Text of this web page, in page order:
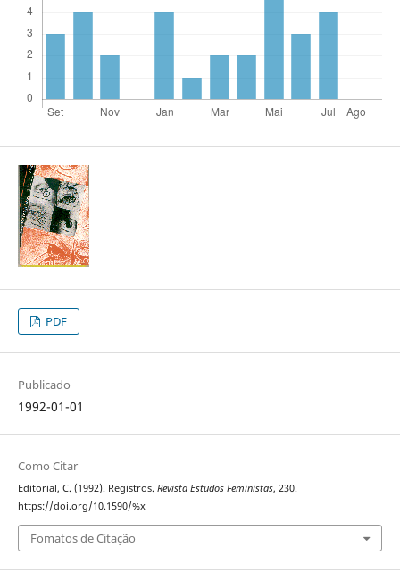
PDF
Publicado
1992-01-01
Como Citar
Editorial, C. (1992). Registros. Revista Estudos Feministas, 230.
https://doi.org/10.1590/%x
Fomatos de Citação